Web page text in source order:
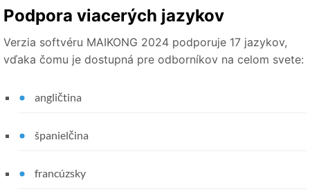
Podpora viacerých jazykov
Verzia softvéru MAIKONG 2024 podporuje 17 jazykov,
vďaka čomu je dostupná pre odborníkov na celom svete:
angličtina
španielčina
francúzsky